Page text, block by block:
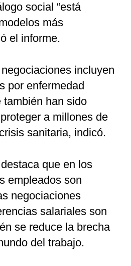
social “está
más
el informe.
incluyen
por enfermedad
también han sido
a millones de
sanitaria, indicó.
que en los
empleados son
negociaciones
salariales son
se reduce la brecha
del trabajo.